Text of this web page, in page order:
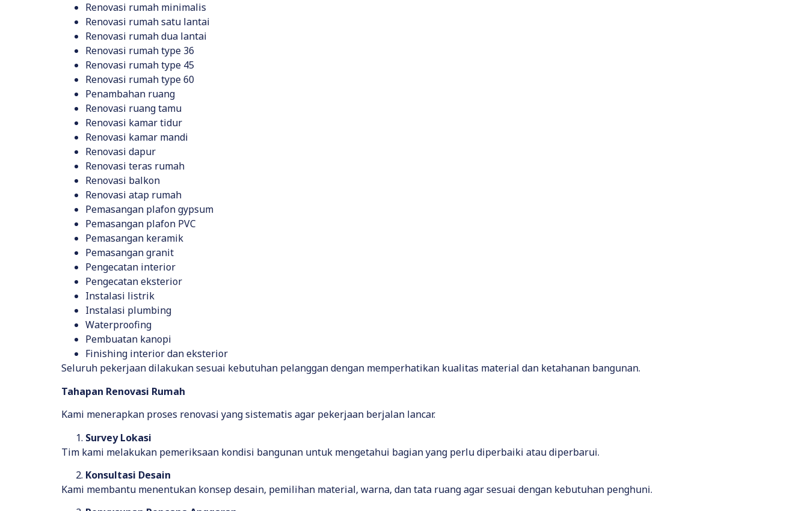
Renovasi rumah minimalis
Renovasi rumah satu lantai
Renovasi rumah dua lantai
Renovasi rumah type 36
Renovasi rumah type 45
Renovasi rumah type 60
Penambahan ruang
Renovasi ruang tamu
Renovasi kamar tidur
Renovasi kamar mandi
Renovasi dapur
Renovasi teras rumah
Renovasi balkon
Renovasi atap rumah
Pemasangan plafon gypsum
Pemasangan plafon PVC
Pemasangan keramik
Pemasangan granit
Pengecatan interior
Pengecatan eksterior
Instalasi listrik
Instalasi plumbing
Waterproofing
Pembuatan kanopi
Finishing interior dan eksterior
Seluruh pekerjaan dilakukan sesuai kebutuhan pelanggan dengan memperhatikan kualitas material dan ketahanan bangunan.
Tahapan Renovasi Rumah
Kami menerapkan proses renovasi yang sistematis agar pekerjaan berjalan lancar.
Survey Lokasi
Tim kami melakukan pemeriksaan kondisi bangunan untuk mengetahui bagian yang perlu diperbaiki atau diperbarui.
Konsultasi Desain
Kami membantu menentukan konsep desain, pemilihan material, warna, dan tata ruang agar sesuai dengan kebutuhan penghuni.